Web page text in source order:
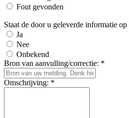
Fout gevonden
Staat de door u geleverde informatie op
Ja
Nee
Onbekend
Bron van aanvulling/correctie: *
Omschrijving: *